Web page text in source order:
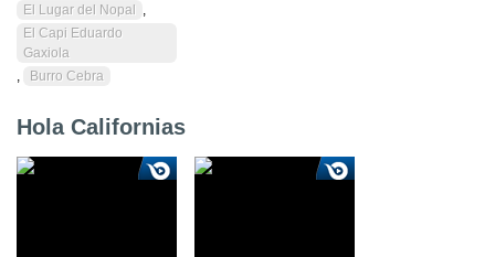
El Lugar del Nopal
,
El Capi Eduardo
Gaxiola
,
Burro Cebra
Hola Californias